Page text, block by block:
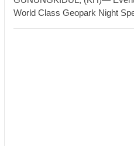
World Class Geopark Night